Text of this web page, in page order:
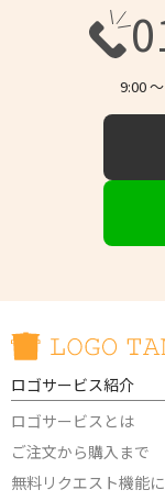
9:00
ロゴサービス紹介
ロゴサービスとは
ご注文から購入まで
無料リクエスト機能